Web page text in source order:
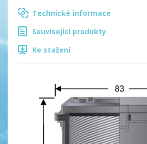
Technické informace
Související produkty
Ke stažení